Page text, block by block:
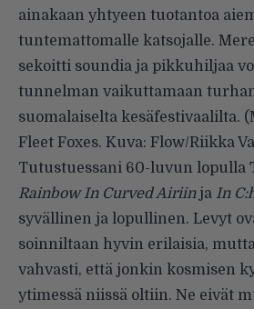
ainakaan yhtyeen tuotantoa
tuntemattomalle katsojalle.
sekoitti soundia ja pikkuhiljaa
tunnelman vaikuttamaan
suomalaiselta kesäfestivaalilta.
Fleet Foxes. Kuva: Flow/Riikka
Tutustuessani 60-luvun lopulla
Rainbow In Curved Airiinja In
syvällinen ja lopullinen. Levyt
soinniltaan hyvin erilaisia,
vahvasti, että jonkin kosmisen
ytimessä niissä oltiin. Ne eivät